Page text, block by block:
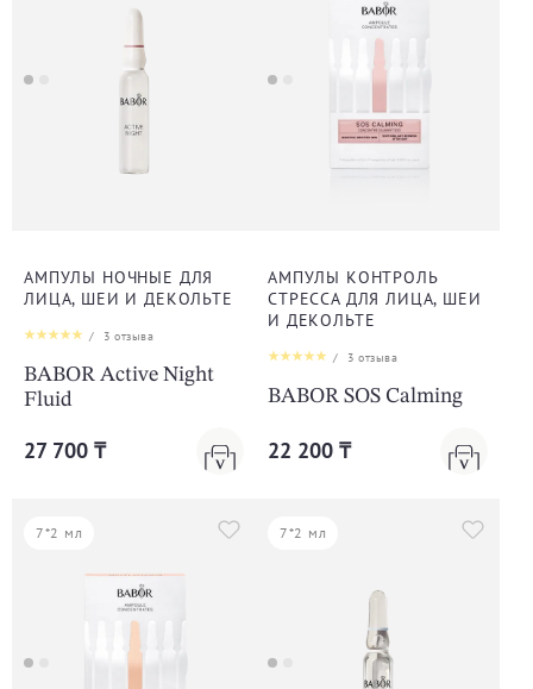
АМПУЛЫ НОЧНЫЕ ДЛЯ
ЛИЦА, ШЕИ И ДЕКОЛЬТЕ
/ 3 отзыва
BABOR Active Night
Fluid
27 700 ₸
АМПУЛЫ КОНТРОЛЬ
СТРЕССА ДЛЯ ЛИЦА, ШЕИ
И ДЕКОЛЬТЕ
/ 3 отзыва
BABOR SOS Calming
22 200 ₸
7*2 мл 7*2 мл